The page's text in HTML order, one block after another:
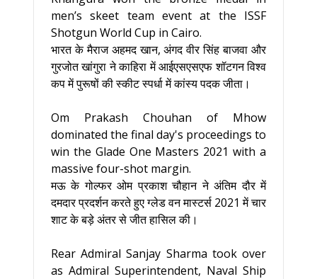
men’s skeet team event at the ISSF
Shotgun World Cup in Cairo.
भारत के मैराज अहमद खान, अंगद वीर सिंह बाजवा और
गुरजोत खांगुरा ने काहिरा में आईएसएसएफ शॉटगन विश्व
कप में पुरूषों की स्कीट स्पर्धा में कांस्य पदक जीता।
Om Prakash Chouhan of Mhow
dominated the final day's proceedings to
win the Glade One Masters 2021 with a
massive four-shot margin.
मऊ के गोल्फर ओम प्रकाश चौहान ने अंतिम दौर में
दमदार प्रदर्शन करते हुए ग्लेड वन मास्टर्स 2021 में चार
शाट के बड़े अंतर से जीत हासिल की।
Rear Admiral Sanjay Sharma took over
as Admiral Superintendent, Naval Ship